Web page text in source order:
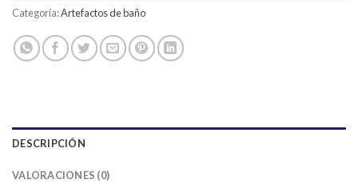
Categoría:Artefactos de baño
DESCRIPCIÓN
VALORACIONES (0)